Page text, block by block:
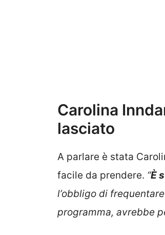
Carolina
lasciato
A parlare è stata
facile da prendere. “È
l’obbligo di
programma, avrebbe